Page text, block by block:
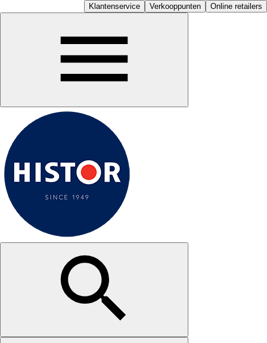
Klantenservice Verkooppunten Online retailers